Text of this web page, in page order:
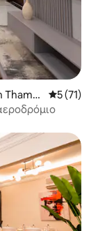
Thame
Μέση
5 (71)